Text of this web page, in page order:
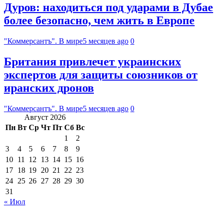
Дуров: находиться под ударами в Дубае
более безопасно, чем жить в Европе
"Коммерсантъ". В мире5 месяцев ago 0
Британия привлечет украинских
экспертов для защиты союзников от
иранских дронов
"Коммерсантъ". В мире5 месяцев ago 0
Август 2026
Пн Вт Ср Чт Пт Сб Вс
1
2
3
4 5 6 7 8
9
10 11 12 13 14 15 16
17 18 19 20 21 22 23
24 25 26 27 28 29 30
31
« Июл